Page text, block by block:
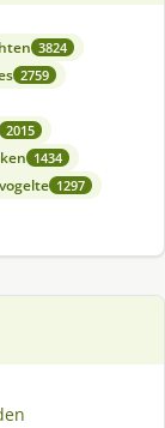
3824
2759
2015
1434
1297